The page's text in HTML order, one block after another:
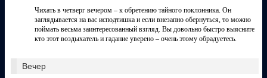
Чихать в четверг вечером – к обретению тайного поклонника. Он
заглядывается на вас исподтишка и если внезапно обернуться, то можно
поймать весьма заинтересованный взгляд. Вы довольно быстро выясните
кто этот воздыхатель и гадание уверено – очень этому обрадуетесь.
Вечер